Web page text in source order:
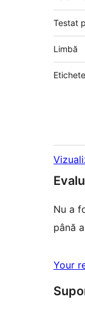
Testat
Limbă
Etichete
Nu a
până
Your